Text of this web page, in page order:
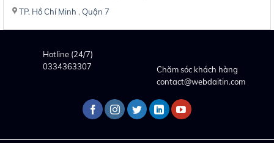
TP. Hồ Chí Minh , Quận 7
Hotline (24/7)
0334363307
Chăm sóc khách hàng
contact@webdaitin.com